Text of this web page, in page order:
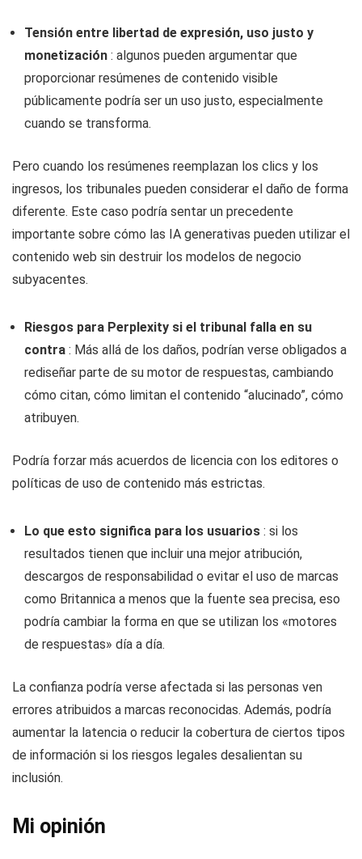
Tensión entre libertad de expresión, uso justo y
monetización : algunos pueden argumentar que
proporcionar resúmenes de contenido visible
públicamente podría ser un uso justo, especialmente
cuando se transforma.
Pero cuando los resúmenes reemplazan los clics y los
ingresos, los tribunales pueden considerar el daño de forma
diferente. Este caso podría sentar un precedente
importante sobre cómo las IA generativas pueden utilizar el
contenido web sin destruir los modelos de negocio
subyacentes.
Riesgos para Perplexity si el tribunal falla en su
contra : Más allá de los daños, podrían verse obligados a
rediseñar parte de su motor de respuestas, cambiando
cómo citan, cómo limitan el contenido “alucinado”, cómo
atribuyen.
Podría forzar más acuerdos de licencia con los editores o
políticas de uso de contenido más estrictas.
Lo que esto significa para los usuarios : si los
resultados tienen que incluir una mejor atribución,
descargos de responsabilidad o evitar el uso de marcas
como Britannica a menos que la fuente sea precisa, eso
podría cambiar la forma en que se utilizan los «motores
de respuestas» día a día.
La confianza podría verse afectada si las personas ven
errores atribuidos a marcas reconocidas. Además, podría
aumentar la latencia o reducir la cobertura de ciertos tipos
de información si los riesgos legales desalientan su
inclusión.
Mi opinión